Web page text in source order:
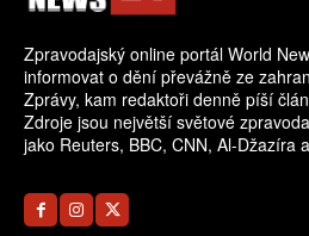
Zpravodajský online portál World
informovat o dění převážně ze
Zprávy, kam redaktoři denně píší
Zdroje jsou největší světové
jako Reuters, BBC, CNN, Al-Džazíra